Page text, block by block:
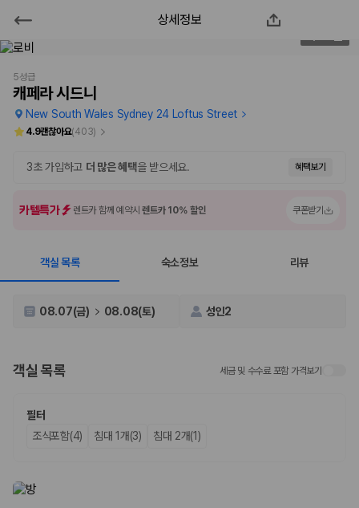
캐페라 시드니
2000만 이용고객이 선택한 제주 렌트카 가격비교 플랫폼
제주렌트카 가격비교는 카모아에서 한 번에
제주도 렌트카는 업체마다 차량 가격, 보험 조건, 면책금, 보상 한도, 인수
장소, 취소 규정이 다릅니다. 카모아는 여러 제주 렌트카 업체의 조건을 한
업체별 가격비교:
제주 렌트카 업체별 실시간 예약 가능 차량과 요금
차종별 최저가 비교:
인원에 맞는 차종별 가격을 비교합니다.
보험 조건 비교:일반자차, 완전자차, 슈퍼자차의 면책금과 보상 한
확인합니다.
실시간 예약:
상세정보
5성급
캐페라 시드니
New South Wales Sydney 24 Loftus Street
4.9괜찮아요(403)
3초 가입하고 더 많은 혜택을 받으세요. 혜택보기
카텔특가 렌트카 함께 예약시렌트카 10% 할인 쿠폰받기
객실 목록 숙소정보 리뷰
08.07(금) 08.08(토) 성인2
객실 목록 세금 및 수수료 포함 가격보기
필터
조식포함(4)
침대 1개(3) 침대 2개(1)